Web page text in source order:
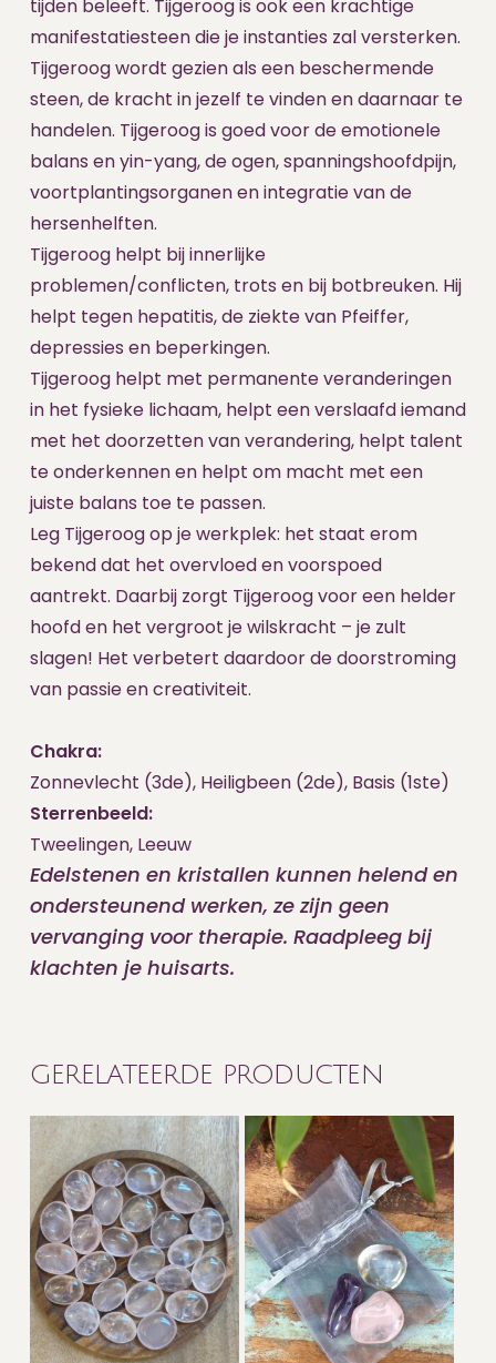
tijden beleeft. Tijgeroog is ook een krachtige
manifestatiesteen die je instanties zal versterken.
Tijgeroog wordt gezien als een beschermende
steen, de kracht in jezelf te vinden en daarnaar te
handelen. Tijgeroog is goed voor de emotionele
balans en yin-yang, de ogen, spanningshoofdpijn,
voortplantingsorganen en integratie van de
hersenhelften.
Tijgeroog helpt bij innerlijke
problemen/conflicten, trots en bij botbreuken. Hij
helpt tegen hepatitis, de ziekte van Pfeiffer,
depressies en beperkingen.
Tijgeroog helpt met permanente veranderingen
in het fysieke lichaam, helpt een verslaafd iemand
met het doorzetten van verandering, helpt talent
te onderkennen en helpt om macht met een
juiste balans toe te passen.
Leg Tijgeroog op je werkplek: het staat erom
bekend dat het overvloed en voorspoed
aantrekt. Daarbij zorgt Tijgeroog voor een helder
hoofd en het vergroot je wilskracht – je zult
slagen! Het verbetert daardoor de doorstroming
van passie en creativiteit.
Chakra:
Zonnevlecht (3de), Heiligbeen (2de), Basis (1ste)
Sterrenbeeld:
Tweelingen, Leeuw
Edelstenen en kristallen kunnen helend en
ondersteunend werken, ze zijn geen
vervanging voor therapie. Raadpleeg bij
klachten je huisarts.
GERELATEERDE PRODUCTEN